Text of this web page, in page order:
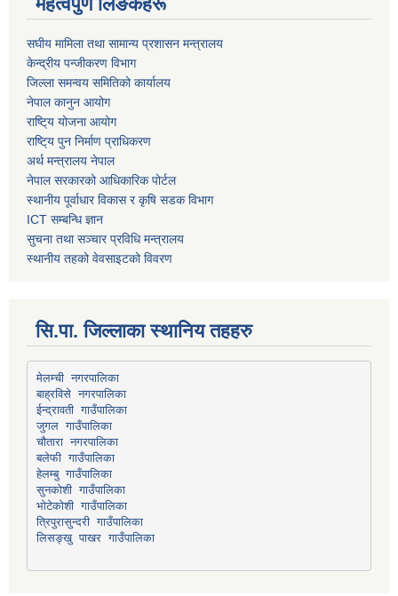
स‌घीय मामिला तथा सामान्य प्रशासन मन्त्रालय
केन्द्रीय पन्जीकरण विभाग
जिल्ला समन्वय समितिको कार्यालय
नेपाल कानुन आयोग
राष्टि्य योजना आयोग
राष्टि्य पुन निर्माण प्राधिकरण
अर्थ मन्त्रालय नेपाल
नेपाल सरकारको आधिकारिक पोर्टल
स्थानीय पूर्वाधार विकास र कृषि सडक विभाग
ICT सम्बन्धि ज्ञान
सुचना तथा सञ्चार प्रविधि मन्त्रालय
स्थानीय तहको वेवसाइटको विवरण
सि.पा. जिल्लाका स्थानिय तहहरु
मेलम्ची नगरपालिका
बाह्रविसे नगरपालिका
ईन्द्रावती गाउँपालिका
जुगल गाउँपालिका
चौतारा नगरपालिका
बलेफी गाउँपालिका
हेलम्बु गाउँपालिका
सुनकोशी गाउँपालिका
भोटेकोशी गाउँपालिका
त्रिपुरासुन्दरी गाउँपालिका
लिसङ्खु पाखर गाउँपालिका